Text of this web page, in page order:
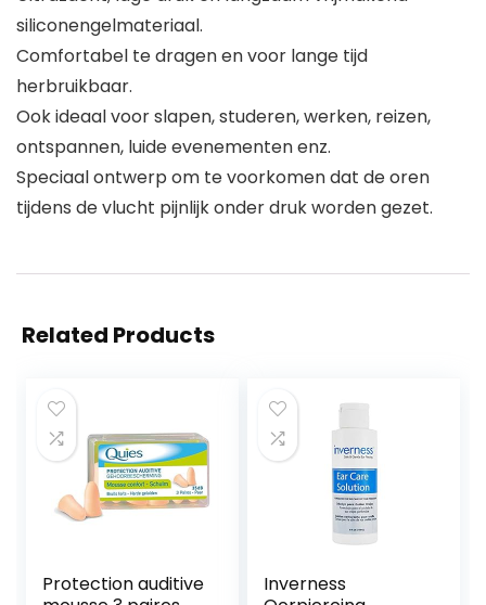
siliconengelmateriaal.
Comfortabel te dragen en voor lange tijd
herbruikbaar.
Ook ideaal voor slapen, studeren, werken, reizen,
ontspannen, luide evenementen enz.
Speciaal ontwerp om te voorkomen dat de oren
tijdens de vlucht pijnlijk onder druk worden gezet.
Related Products
Protection auditive
Inverness